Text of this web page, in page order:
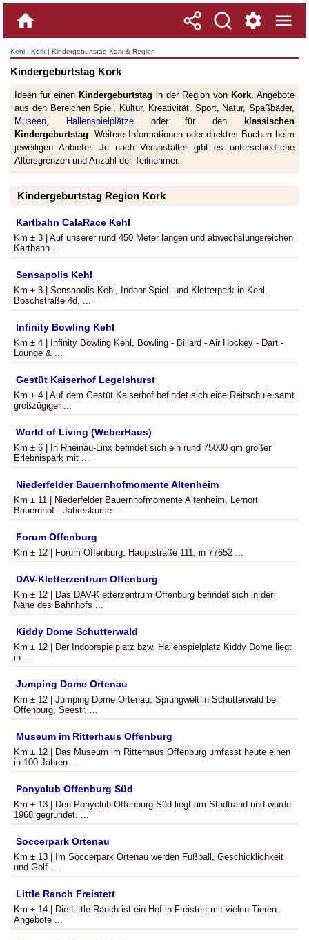
Kehl | Kork | Kindergeburtstag Kork & Region
Kindergeburtstag Kork
Ideen für einen Kindergeburtstag in der Region von Kork. Angebote
aus den Bereichen Spiel, Kultur, Kreativität, Sport, Natur, Spaßbäder,
Museen, Hallenspielplätzeoder für den
klassischen
Kindergeburtstag. Weitere Informationen oder direktes Buchen beim
jeweiligen Anbieter. Je nach Veranstalter gibt es unterschiedliche
Altersgrenzen und Anzahl der Teilnehmer.
Kindergeburtstag Region Kork
Kartbahn CalaRace Kehl
Km ± 3 | Auf unserer rund 450 Meter langen und abwechslungsreichen
Kartbahn ...
Sensapolis Kehl
Km ± 3 | Sensapolis Kehl, Indoor Spiel- und Kletterpark in Kehl,
Boschstraße 4d, ...
Infinity Bowling Kehl
Km ± 4 | Infinity Bowling Kehl, Bowling - Billard - Air Hockey - Dart -
Lounge & ...
Gestüt Kaiserhof Legelshurst
Km ± 4 | Auf dem Gestüt Kaiserhof befindet sich eine Reitschule samt
großzügiger ...
World of Living (WeberHaus)
Km ± 6 | In Rheinau-Linx befindet sich ein rund 75000 qm großer
Erlebnispark mit ...
Niederfelder Bauernhofmomente Altenheim
Km ± 11 | Niederfelder Bauernhofmomente Altenheim, Lernort
Bauernhof - Jahreskurse ...
Forum Offenburg
Km ± 12 | Forum Offenburg, Hauptstraße 111, in 77652 ...
DAV-Kletterzentrum Offenburg
Km ± 12 | Das DAV-Kletterzentrum Offenburg befindet sich in der
Nähe des Bahnhofs ...
Kiddy Dome Schutterwald
Km ± 12 | Der Indoorspielplatz bzw. Hallenspielplatz Kiddy Dome liegt
in ...
Jumping Dome Ortenau
Km ± 12 | Jumping Dome Ortenau, Sprungwelt in Schutterwald bei
Offenburg, Seestr. ...
Museum im Ritterhaus Offenburg
Km ± 12 | Das Museum im Ritterhaus Offenburg umfasst heute einen
in 100 Jahren ...
Ponyclub Offenburg Süd
Km ± 13 | Den Ponyclub Offenburg Süd liegt am Stadtrand und wurde
1968 gegründet. ...
Soccerpark Ortenau
Km ± 13 | Im Soccerpark Ortenau werden Fußball, Geschicklichkeit
und Golf ...
Little Ranch Freistett
Km ± 14 | Die Little Ranch ist ein Hof in Freistett mit vielen Tieren.
Angebote ...